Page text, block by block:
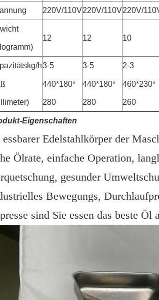
220V/110V220V/110V220V/
12 12 10
h3-5 3-5 2-3
440*180*
280
440*180*
280
460*230*
260
Eigenschaften
essbarer Edelstahlkörper der
Ölrate, einfache Operation,
gesunder
Bewegungs,
sind Sie essen das beste Öl